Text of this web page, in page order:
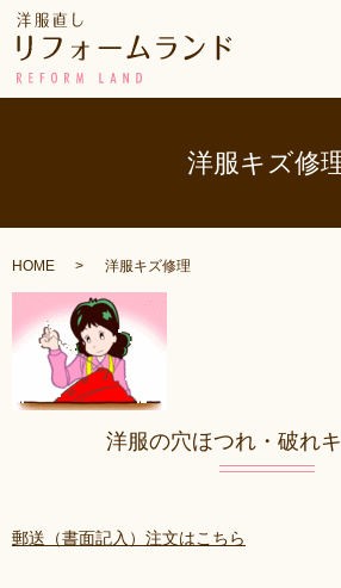
洋服キズ修
HOME 洋服キズ修理
洋服の穴ほつれ・破れ
郵送（書面記入）注文はこちら